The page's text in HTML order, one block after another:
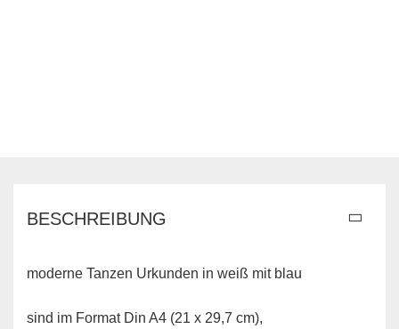
BESCHREIBUNG
moderne Tanzen Urkunden in weiß mit blau
sind im Format Din A4 (21 x 29,7 cm),